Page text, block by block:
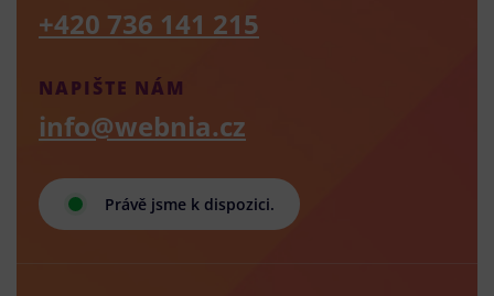
Právě jsme k dispozici.
NAPIŠTE NÁM
info@webnia.cz
+420 736 141 215